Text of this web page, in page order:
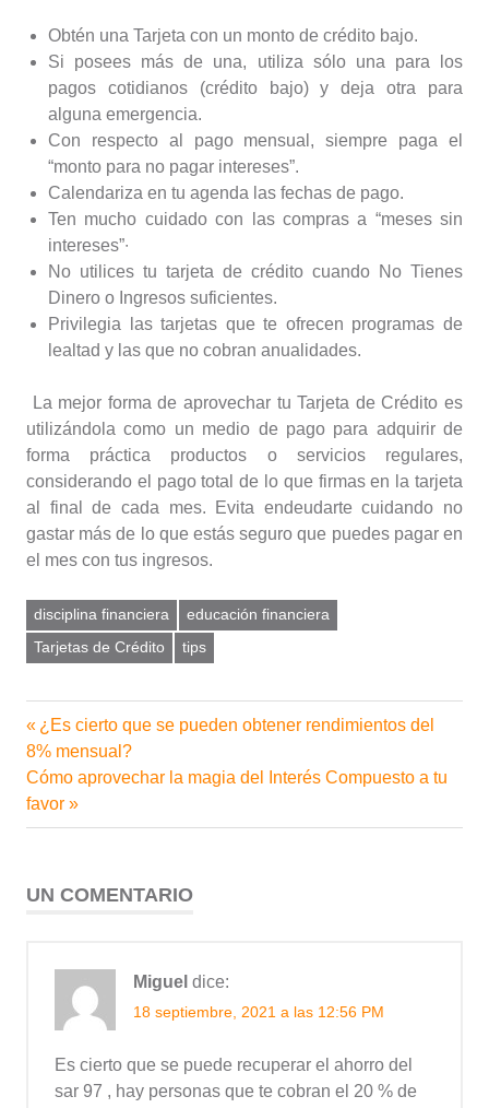
Obtén una Tarjeta con un monto de crédito bajo.
Si posees más de una, utiliza sólo una para los
pagos cotidianos (crédito bajo) y deja otra para
alguna emergencia.
Con respecto al pago mensual, siempre paga el
“monto para no pagar intereses”.
Calendariza en tu agenda las fechas de pago.
Ten mucho cuidado con las compras a “meses sin
intereses”∙
No utilices tu tarjeta de crédito cuando No Tienes
Dinero o Ingresos suficientes.
Privilegia las tarjetas que te ofrecen programas de
lealtad y las que no cobran anualidades.
La mejor forma de aprovechar tu Tarjeta de Crédito es
utilizándola como un medio de pago para adquirir de
forma práctica productos o servicios regulares,
considerando el pago total de lo que firmas en la tarjeta
al final de cada mes. Evita endeudarte cuidando no
gastar más de lo que estás seguro que puedes pagar en
el mes con tus ingresos.
disciplina financiera
educación financiera
Tarjetas de Crédito
tips
Navegación
de
entradas
Entrada
anterior:
¿Es cierto que se pueden obtener rendimientos del
8% mensual?
Siguiente
entrada:
Cómo aprovechar la magia del Interés Compuesto a tu
favor
UN COMENTARIO
Miguel dice:
18 septiembre, 2021 a las 12:56 PM
Es cierto que se puede recuperar el ahorro del
sar 97 , hay personas que te cobran el 20 % de